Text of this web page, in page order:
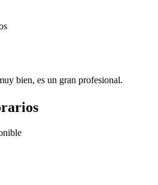
bien, es un gran profesional.